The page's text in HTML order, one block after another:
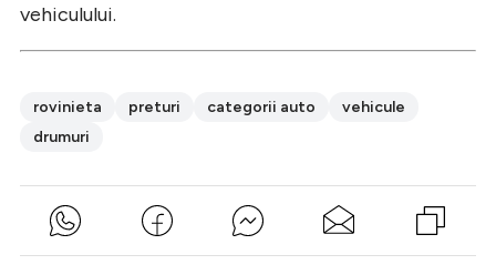
vehiculului.
rovinieta preturi categorii auto
vehicule
drumuri